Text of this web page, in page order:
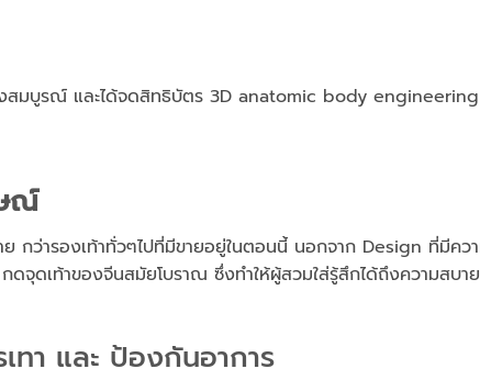
งสมบูรณ์ และได้จดสิทธิบัตร 3D anatomic body
ณ์
ว่ารองเท้าทั่วๆไปที่มีขายอยู่ในตอนนี้ นอกจาก Design ที่มีควา
จุดเท้าของจีนสมัยโบราณ ซึ่งทำให้ผู้สวมใส่รู้สึกได้ถึงความสบา
ทา และ ป้องกันอาการ